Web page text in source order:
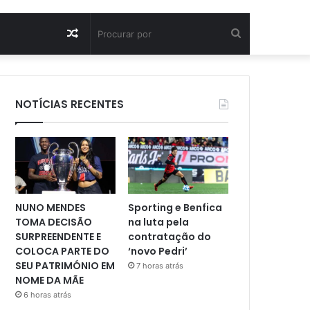
por
Artigo
aleatório
NOTÍCIAS RECENTES
NUNO MENDES
TOMA DECISÃO
SURPREENDENTE E
COLOCA PARTE DO
SEU PATRIMÓNIO EM
NOME DA MÃE
6 horas atrás
Sporting e Benfica
na luta pela
contratação do
‘novo Pedri’
7 horas atrás